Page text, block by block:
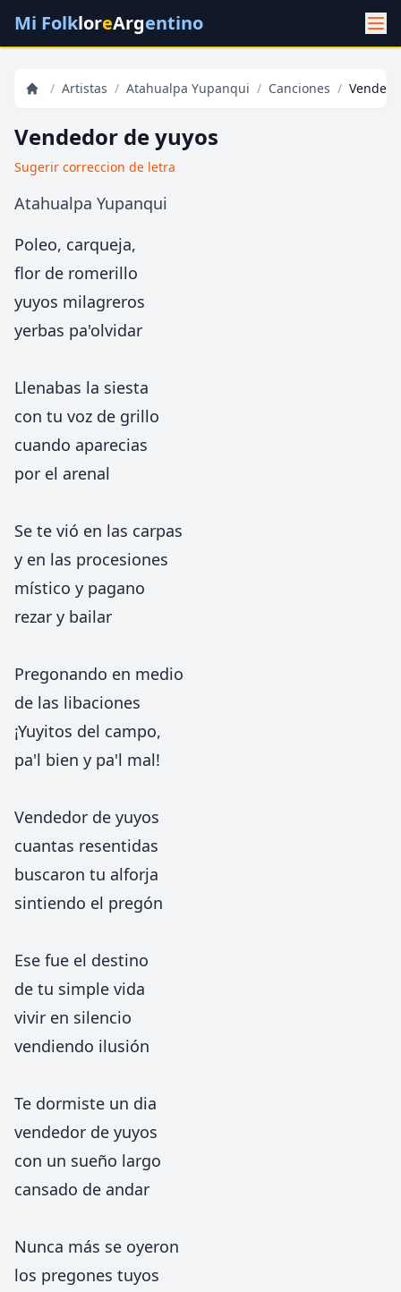
Mi FolkloreArgentino
/ Artistas / Atahualpa Yupanqui / Canciones /
Vendedor de yuyos
Sugerir correccion de letra
Atahualpa Yupanqui
Poleo, carqueja,
flor de romerillo
yuyos milagreros
yerbas pa'olvidar
Llenabas la siesta
con tu voz de grillo
cuando aparecias
por el arenal
Se te vió en las carpas
y en las procesiones
místico y pagano
rezar y bailar
Pregonando en medio
de las libaciones
¡Yuyitos del campo,
pa'l bien y pa'l mal!
Vendedor de yuyos
cuantas resentidas
buscaron tu alforja
sintiendo el pregón
Ese fue el destino
de tu simple vida
vivir en silencio
vendiendo ilusión
Te dormiste un dia
vendedor de yuyos
con un sueño largo
cansado de andar
Nunca más se oyeron
los pregones tuyos